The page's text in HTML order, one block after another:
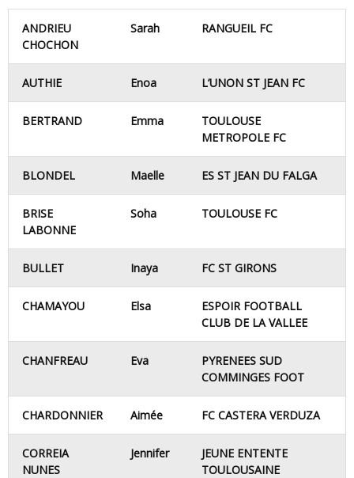
ANDRIEU
CHOCHON
Sarah RANGUEIL FC
AUTHIE Enoa L’UNON ST JEAN FC
BERTRAND Emma
TOULOUSE
METROPOLE FC
BLONDEL Maelle ES ST JEAN DU FALGA
BRISE
LABONNE
Soha TOULOUSE FC
BULLET Inaya FC ST GIRONS
CHAMAYOU Elsa
ESPOIR FOOTBALL
CLUB DE LA VALLEE
CHANFREAU Eva
PYRENEES SUD
COMMINGES FOOT
CHARDONNIER Aimée FC CASTERA VERDUZA
CORREIA
NUNES
Jennifer
JEUNE ENTENTE
TOULOUSAINE